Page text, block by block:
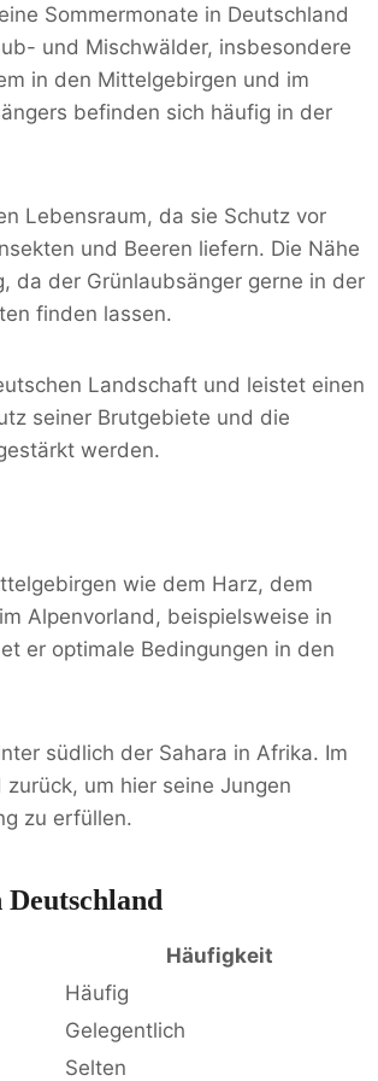
Sommermonate in Deutschland
und Mischwälder, insbesondere
in den Mittelgebirgen und im
befinden sich häufig in der
Lebensraum, da sie Schutz vor
und Beeren liefern. Die Nähe
da der Grünlaubsänger gerne in der
finden lassen.
Landschaft und leistet einen
seiner Brutgebiete und die
werden.
wie dem Harz, dem
Alpenvorland, beispielsweise in
er optimale Bedingungen in den
südlich der Sahara in Afrika. Im
um hier seine Jungen
zu erfüllen.
Häufigkeit
Häufig
Gelegentlich
Selten